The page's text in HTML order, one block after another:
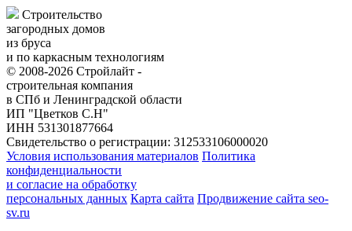
Строительство
загородных домов
из бруса
и по каркасным технологиям
© 2008-2026 Стройлайт -
строительная компания
в СПб и Ленинградской области
ИП "Цветков С.Н"
ИНН 531301877664
Свидетельство о регистрации: 312533106000020
Условия использования материалов Политика
конфиденциальности
и согласие на обработку
персональных данных Карта сайта Продвижение сайта seo-
sv.ru